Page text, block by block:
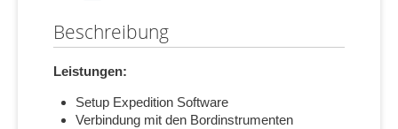
Beschreibung
Leistungen:
Setup Expedition Software
Verbindung mit den Bordinstrumenten